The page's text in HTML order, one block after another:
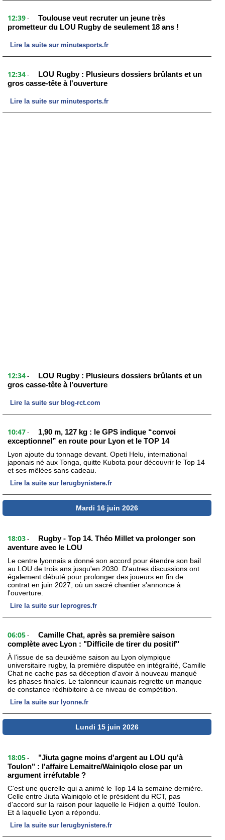
12:39 -
Toulouse veut recruter un jeune très
prometteur du LOU Rugby de seulement 18 ans !
Lire la suite sur minutesports.fr
12:34 -
LOU Rugby : Plusieurs dossiers brûlants et un
gros casse-tête à l'ouverture
Lire la suite sur minutesports.fr
12:34 -
LOU Rugby : Plusieurs dossiers brûlants et un
gros casse-tête à l’ouverture
Lire la suite sur blog-rct.com
10:47 -
1,90 m, 127 kg : le GPS indique “convoi
exceptionnel” en route pour Lyon et le TOP 14
Lyon ajoute du tonnage devant. Opeti Helu, international
japonais né aux Tonga, quitte Kubota pour découvrir le Top 14
et ses mêlées sans cadeau.
Lire la suite sur lerugbynistere.fr
Mardi 16 juin 2026
18:03 -
Rugby - Top 14. Théo Millet va prolonger son
aventure avec le LOU
Le centre lyonnais a donné son accord pour étendre son bail
au LOU de trois ans jusqu'en 2030. D'autres discussions ont
également débuté pour prolonger des joueurs en fin de
contrat en juin 2027, où un sacré chantier s'annonce à
l'ouverture.
Lire la suite sur leprogres.fr
06:05 -
Camille Chat, après sa première saison
complète avec Lyon : "Difficile de tirer du positif"
À l'issue de sa deuxième saison au Lyon olympique
universitaire rugby, la première disputée en intégralité, Camille
Chat ne cache pas sa déception d'avoir à nouveau manqué
les phases finales. Le talonneur icaunais regrette un manque
de constance rédhibitoire à ce niveau de compétition.
Lire la suite sur lyonne.fr
Lundi 15 juin 2026
18:05 -
"Jiuta gagne moins d'argent au LOU qu'à
Toulon" : l'affaire Lemaitre/Wainiqolo close par un
argument irréfutable ?
C'est une querelle qui a animé le Top 14 la semaine dernière.
Celle entre Jiuta Wainiqolo et le président du RCT, pas
d'accord sur la raison pour laquelle le Fidjien a quitté Toulon.
Et à laquelle Lyon a répondu.
Lire la suite sur lerugbynistere.fr